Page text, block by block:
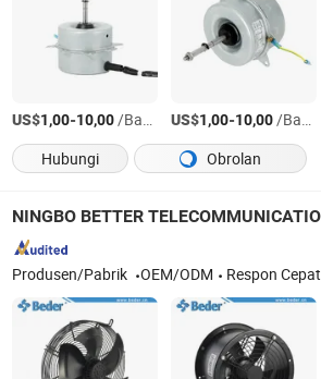
US$1,00-10,00/Bagian US$1,00-10,00/Bagian
Hubungi
Obrolan
Produsen/Pabrik OEM/ODM Respon Cepat